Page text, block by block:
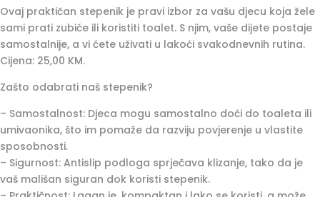
Ovaj praktičan stepenik je pravi izbor za vašu djecu koja žele
sami prati zubiće ili koristiti toalet. S njim, vaše dijete postaje
samostalnije, a vi ćete uživati u lakoći svakodnevnih rutina.
Cijena: 25,00 KM.
Zašto odabrati naš stepenik?
– Samostalnost: Djeca mogu samostalno doći do toaleta ili
umivaonika, što im pomaže da razviju povjerenje u vlastite
sposobnosti.
– Sigurnost: Antislip podloga sprječava klizanje, tako da je
vaš mališan siguran dok koristi stepenik.